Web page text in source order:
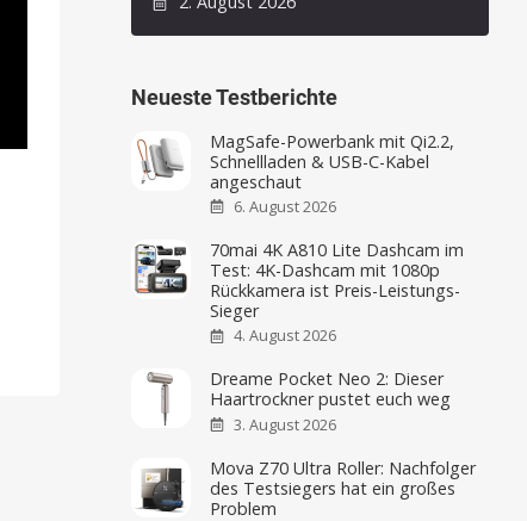
Neueste Testberichte
MagSafe-Powerbank mit Qi2.2,
Schnellladen & USB-C-Kabel
angeschaut
6. August 2026
70mai 4K A810 Lite Dashcam im
Test: 4K-Dashcam mit 1080p
Rückkamera ist Preis-Leistungs-
Sieger
4. August 2026
Dreame Pocket Neo 2: Dieser
Haartrockner pustet euch weg
3. August 2026
Mova Z70 Ultra Roller: Nachfolger
des Testsiegers hat ein großes
Problem